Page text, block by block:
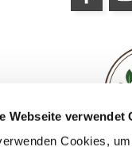
Webseite verwendet
Cookies,